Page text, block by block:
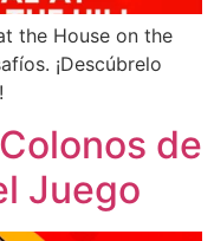
the House on the
¡Descúbrelo
de
Juego